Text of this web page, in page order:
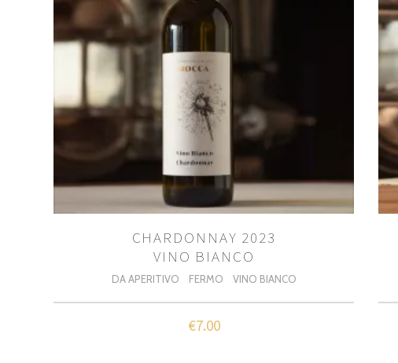
CHARDONNAY 2023
VINO BIANCO
DA APERITIVO FERMO VINO BIANCO
€7.00